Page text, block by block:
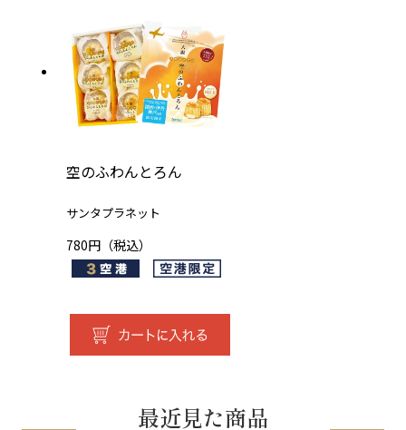
空のふわんとろん
サンタプラネット
780円（税込）
最近見た商品